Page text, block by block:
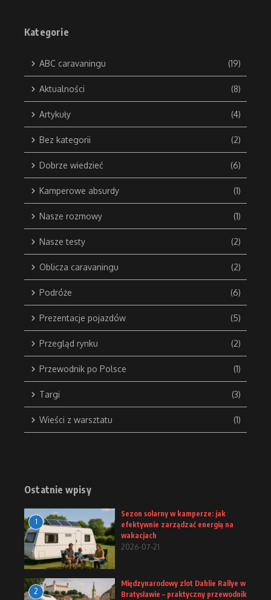
Kategorie
ABC caravaningu (19)
Aktualności (8)
Artykuły (4)
Bez kategorii (2)
Dobrze wiedzieć (6)
Kamperowe absurdy (1)
Nasze rozmowy (1)
Nasze testy (2)
Oblicza caravaningu (2)
Podróże (6)
Prezentacje pojazdów (5)
Przegląd rynku (2)
Przewodnik po Polsce (1)
Targi (3)
Wieści z warsztatu (1)
Ostatnie wpisy
1
Sezon solarny w kamperze: jak
efektywnie zarządzać energią na
wakacjach
2026-07-21
2
Międzynarodowy zlot Dahlie Rallye w
Bratysławie – praktyczny przewodnik